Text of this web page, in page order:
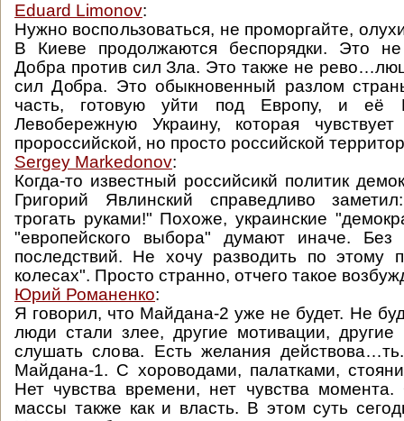
Eduard Limonov:
Нужно воспользоваться, не проморгайте,
В Киеве продолжаются беспорядки. Это
Добра против сил Зла. Это также не
сил Добра. Это обыкновенный разлом
часть, готовую уйти под Европу, и её
Левобережную Украину, которая
пророссийской, но просто российской
Sergey Markedonov:
Когда-то известный российсикй политик
Григорий Явлинский справедливо
трогать руками!" Похоже, украинские
"европейского выбора" думают иначе. Без
последствий. Не хочу разводить по этому
колесах". Просто странно, отчего такое
Юрий Романенко:
Я говорил, что Майдана-2 уже не будет. Не
люди стали злее, другие мотивации,
слушать слова. Есть желания
Майдана-1. С хороводами, палатками,
Нет чувства времени, нет чувства момента.
массы также как и власть. В этом суть